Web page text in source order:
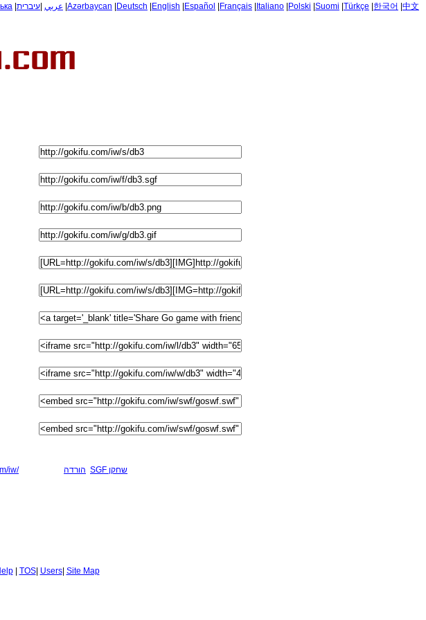
عربي עיברית Azərbaycan Deutsch English Español Français Italiano Polski Suomi Türkçe 한국어 中文
iw/ הורדה SGF שחקן
| TOS| Users| Site Map